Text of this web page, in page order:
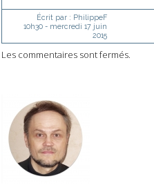
Écrit par : PhilippeF
10h30- mercredi 17 juin
2015
Les commentaires sont fermés.